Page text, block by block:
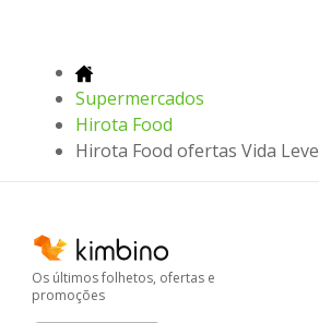
Supermercados
Hirota Food
Hirota Food ofertas Vida Leve
Os últimos folhetos, ofertas e
promoções